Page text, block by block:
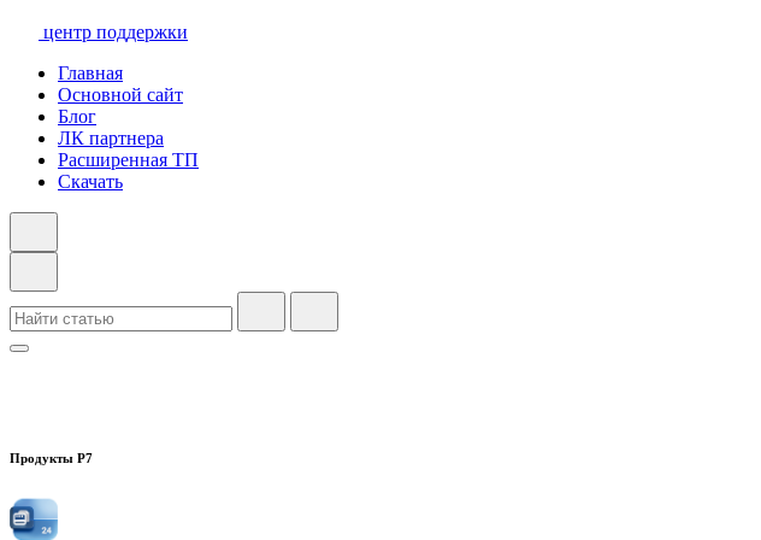
центр поддержки
Главная
Основной сайт
Блог
ЛК партнера
Расширенная ТП
Скачать
Продукты Р7